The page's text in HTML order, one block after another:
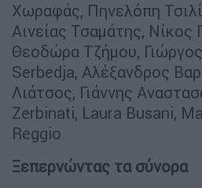
Χωραφάς, Πηνελόπη
Αινείας Τσαμάτης, Νίκος
Θεοδώρα Τζήμου,
Serbedja, Αλέξανδρος
Λιάτσος, Γιάννης
Zerbinati, Laura Busani,
Reggio
Ξεπερνώντας τα σύνορα